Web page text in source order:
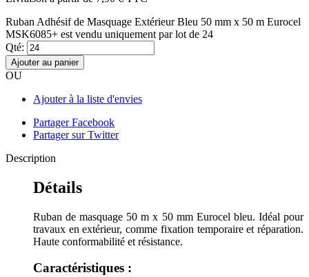
Ruban Adhésif de Masquage Extérieur Bleu 50 mm x 50 m Eurocel
MSK6085+ est vendu uniquement par lot de 24
Qté:
Ajouter au panier
OU
Ajouter à la liste d'envies
Partager Facebook
Partager sur Twitter
Description
Détails
Ruban de masquage 50 m x 50 mm Eurocel bleu. Idéal pour
travaux en extérieur, comme fixation temporaire et réparation.
Haute conformabilité et résistance.
Caractéristiques :